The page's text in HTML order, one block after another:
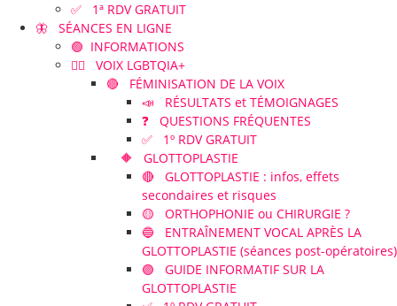
✅ 1ª RDV GRATUIT
🦋 SÉANCES EN LIGNE
🟢 INFORMATIONS
🏳️‍🌈 VOIX LGBTQIA+
🔴 FÉMINISATION DE LA VOIX
📣 RÉSULTATS et TÉMOIGNAGES
❓ QUESTIONS FRÉQUENTES
✅ 1º RDV GRATUIT
🔶 GLOTTOPLASTIE
🔴 GLOTTOPLASTIE : infos, effets
secondaires et risques
🟡 ORTHOPHONIE ou CHIRURGIE ?
🔵 ENTRAÎNEMENT VOCAL APRÈS LA
GLOTTOPLASTIE (séances post-opératoires)
🟣 GUIDE INFORMATIF SUR LA
GLOTTOPLASTIE